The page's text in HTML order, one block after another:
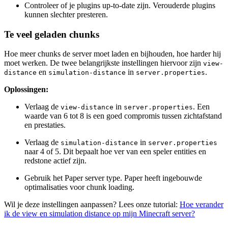
Controleer of je plugins up-to-date zijn. Verouderde plugins
kunnen slechter presteren.
Te veel geladen chunks
Hoe meer chunks de server moet laden en bijhouden, hoe harder hij
moet werken. De twee belangrijkste instellingen hiervoor zijn view-
distance en simulation-distance in server.properties.
Oplossingen:
Verlaag de view-distance in server.properties. Een
waarde van 6 tot 8 is een goed compromis tussen zichtafstand
en prestaties.
Verlaag de simulation-distance in server.properties
naar 4 of 5. Dit bepaalt hoe ver van een speler entities en
redstone actief zijn.
Gebruik het Paper server type. Paper heeft ingebouwde
optimalisaties voor chunk loading.
Wil je deze instellingen aanpassen? Lees onze tutorial: Hoe verander
ik de view en simulation distance op mijn Minecraft server?